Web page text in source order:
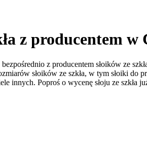
z producentem w
z producentem słoików ze
słoików ze szkła, w tym słoiki
innych. Poproś o wycenę słoju ze szkła